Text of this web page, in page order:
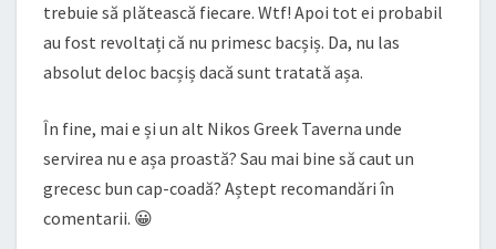
trebuie să plătească fiecare. Wtf! Apoi tot ei probabil
au fost revoltați că nu primesc bacșiș. Da, nu las
absolut deloc bacșiș dacă sunt tratată așa.
În fine, mai e și un alt Nikos Greek Taverna unde
servirea nu e așa proastă? Sau mai bine să caut un
grecesc bun cap-coadă? Aștept recomandări în
comentarii. 😀